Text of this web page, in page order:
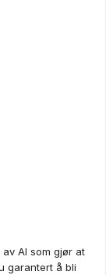
AI som gjør at
garantert å bli